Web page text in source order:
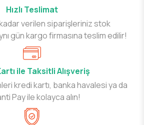
Hızlı Teslimat
verilen siparişleriniz stok
gün kargo firmasına teslim edilir!
ile Taksitli Alışveriş
kredi kartı, banka havalesi ya da
Pay ile kolayca alın!